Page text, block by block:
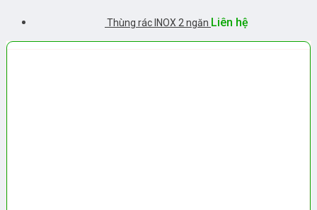
Thùng rác INOX 2 ngăn Liên hệ